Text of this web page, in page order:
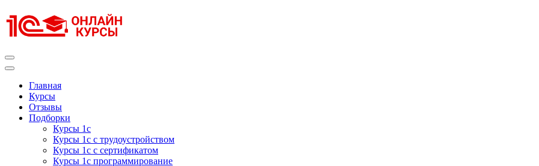
к
содержимому
Главная
Курсы
Отзывы
Подборки
Курсы 1с
Курсы 1с с трудоустройством
Курсы 1с с сертификатом
Курсы 1с программирование